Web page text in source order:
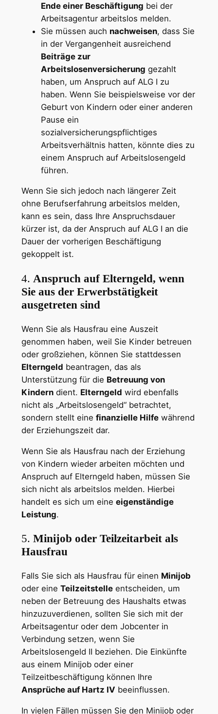
Ende einer Beschäftigung bei der
Arbeitsagentur arbeitslos melden.
Sie müssen auch nachweisen, dass Sie
in der Vergangenheit ausreichend
Beiträge zur
Arbeitslosenversicherung gezahlt
haben, um Anspruch auf ALG I zu
haben. Wenn Sie beispielsweise vor der
Geburt von Kindern oder einer anderen
Pause ein
sozialversicherungspflichtiges
Arbeitsverhältnis hatten, könnte dies zu
einem Anspruch auf Arbeitslosengeld
führen.
Wenn Sie sich jedoch nach längerer Zeit
ohne Berufserfahrung arbeitslos melden,
kann es sein, dass Ihre Anspruchsdauer
kürzer ist, da der Anspruch auf ALG I an die
Dauer der vorherigen Beschäftigung
gekoppelt ist.
4. Anspruch auf Elterngeld, wenn
Sie aus der Erwerbstätigkeit
ausgetreten sind
Wenn Sie als Hausfrau eine Auszeit
genommen haben, weil Sie Kinder betreuen
oder großziehen, können Sie stattdessen
Elterngeld beantragen, das als
Unterstützung für die Betreuung von
Kinderndient. Elterngeld wird ebenfalls
nicht als „Arbeitslosengeld“ betrachtet,
sondern stellt eine finanzielle Hilfewährend
der Erziehungszeit dar.
Wenn Sie als Hausfrau nach der Erziehung
von Kindern wieder arbeiten möchten und
Anspruch auf Elterngeld haben, müssen Sie
sich nicht als arbeitslos melden. Hierbei
handelt es sich um eine eigenständige
Leistung.
5. Minijob oder Teilzeitarbeit als
Hausfrau
Falls Sie sich als Hausfrau für einen Minijob
oder eine Teilzeitstelleentscheiden, um
neben der Betreuung des Haushalts etwas
hinzuzuverdienen, sollten Sie sich mit der
Arbeitsagentur oder dem Jobcenter in
Verbindung setzen, wenn Sie
Arbeitslosengeld II beziehen. Die Einkünfte
aus einem Minijob oder einer
Teilzeitbeschäftigung können Ihre
Ansprüche auf Hartz IV beeinflussen.
In vielen Fällen müssen Sie den Minijob oder